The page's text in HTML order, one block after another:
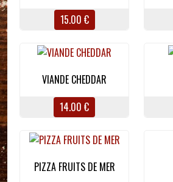
15.00 €
VIANDE CHEDDAR
14.00 €
PIZZA FRUITS DE MER